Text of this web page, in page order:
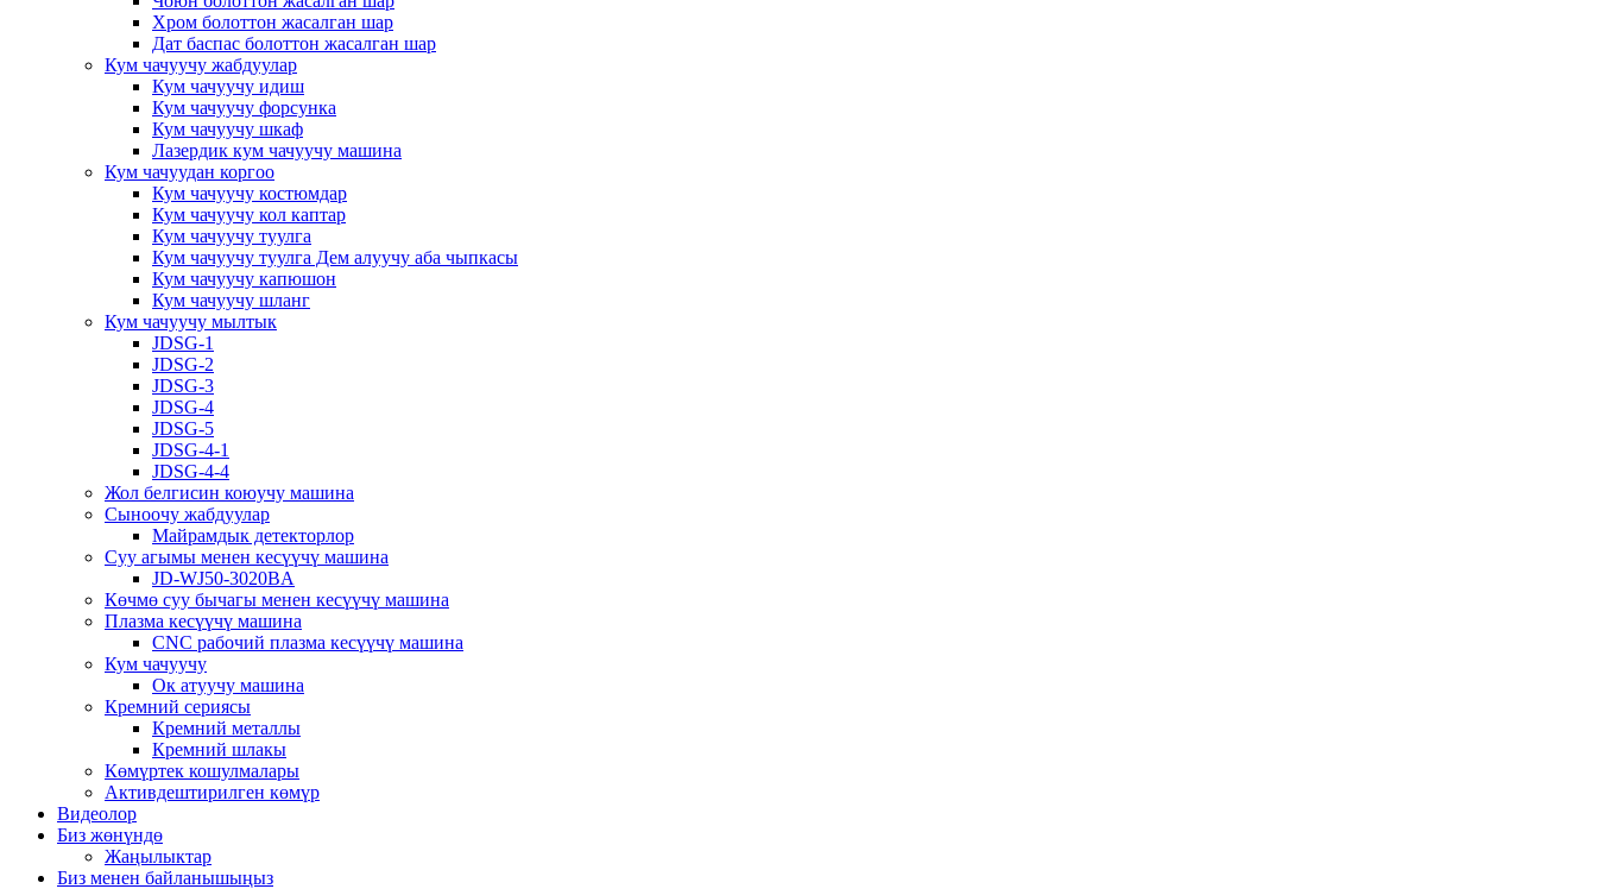
Хром болоттон жасалган шар
Дат баспас болоттон жасалган шар
Кум чачуучу жабдуулар
Кум чачуучу идиш
Кум чачуучу форсунка
Кум чачуучу шкаф
Лазердик кум чачуучу машина
Кум чачуудан коргоо
Кум чачуучу костюмдар
Кум чачуучу кол каптар
Кум чачуучу туулга
Кум чачуучу туулга Дем алуучу аба чыпкасы
Кум чачуучу капюшон
Кум чачуучу шланг
Кум чачуучу мылтык
JDSG-1
JDSG-2
JDSG-3
JDSG-4
JDSG-5
JDSG-4-1
JDSG-4-4
Жол белгисин коюучу машина
Сыноочу жабдуулар
Майрамдык детекторлор
Суу агымы менен кесүүчү машина
JD-WJ50-3020BA
Көчмө суу бычагы менен кесүүчү машина
Плазма кесүүчү машина
CNC рабочий плазма кесүүчү машина
Кум чачуучу
Ок атуучу машина
Кремний сериясы
Кремний металлы
Кремний шлакы
Көмүртек кошулмалары
Активдештирилген көмүр
Видеолор
Биз жөнүндө
Жаңылыктар
Биз менен байланышыңыз